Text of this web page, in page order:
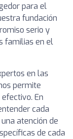
para el
fundación
serio y
familias en el
en las
permite
En
cada
atención de
de cada